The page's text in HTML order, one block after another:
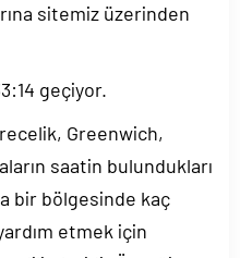
sitemiz üzerinden
geçiyor.
Greenwich,
saatin bulundukları
bir bölgesinde kaç
etmek için